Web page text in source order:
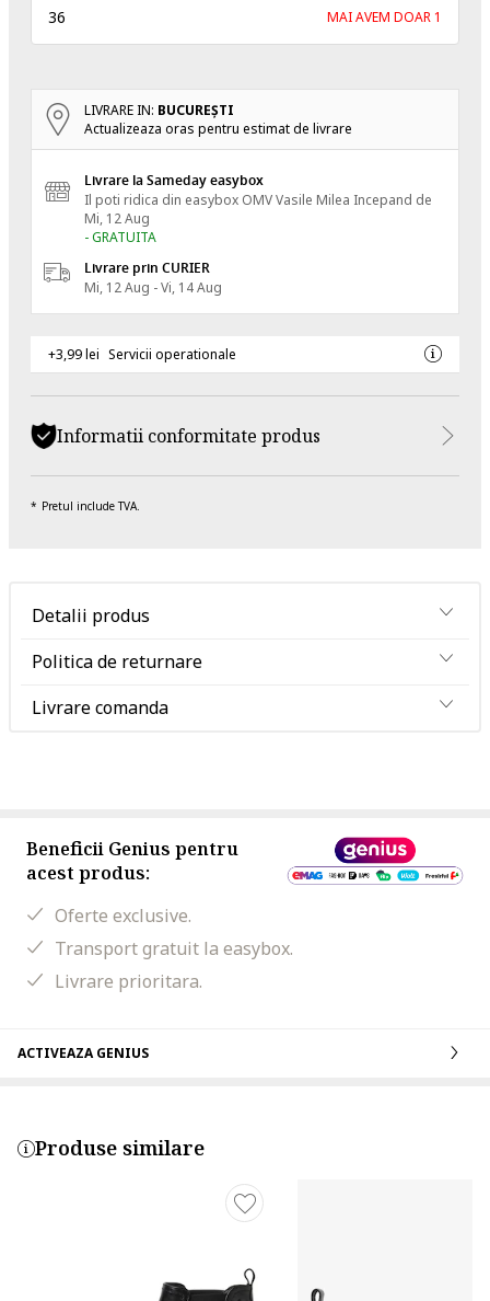
36 MAI AVEM DOAR 1
LIVRARE IN: BUCUREŞTI
Actualizeaza oras pentru estimat de livrare
Livrare la Sameday easybox
Il poti ridica din easybox OMV Vasile Milea Incepand de
Mi, 12 Aug
- GRATUITA
Livrare prin CURIER
Mi, 12 Aug - Vi, 14 Aug
+3,99 lei Servicii operationale
Informatii conformitate produs
Pretul include TVA.
Detalii produs
Politica de returnare
Livrare comanda
Beneficii Genius pentru
acest produs:
Oferte exclusive.
Transport gratuit la easybox.
Livrare prioritara.
ACTIVEAZA GENIUS
Produse similare